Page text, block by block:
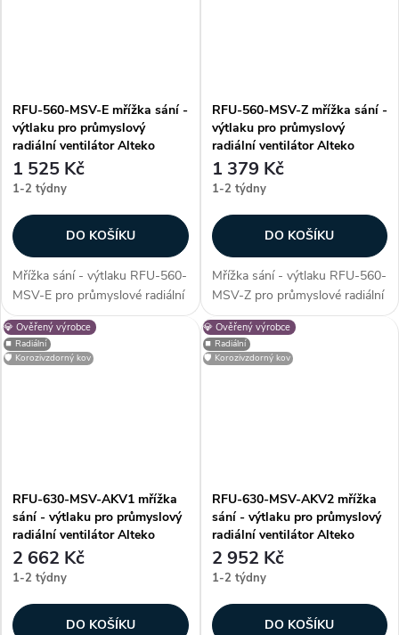
RFU-560-MSV-E mřížka sání -
výtlaku pro průmyslový
radiální ventilátor Alteko
1 525 Kč
1-2 týdny
DO KOŠÍKU
Mřížka sání - výtlaku RFU-560-
MSV-E pro průmyslové radiální
ventilátory řady RFU - 560.
Mřížka slouží jako ochranný
prvek, který zabrání vniknutí
RFU-560-MSV-Z mřížka sání -
výtlaku pro průmyslový
radiální ventilátor Alteko
1 379 Kč
1-2 týdny
DO KOŠÍKU
Mřížka sání - výtlaku RFU-560-
MSV-Z pro průmyslové radiální
ventilátory řady RFU - 560.
Mřížka slouží jako ochranný
prvek, který zabrání vniknutí
💎 Ověřený výrobce
⏹️ Radiální
🛡️ Korozivzdorný kov
RFU-630-MSV-AKV1 mřížka
sání - výtlaku pro průmyslový
radiální ventilátor Alteko
2 662 Kč
1-2 týdny
DO KOŠÍKU
💎 Ověřený výrobce
⏹️ Radiální
🛡️ Korozivzdorný kov
RFU-630-MSV-AKV2 mřížka
sání - výtlaku pro průmyslový
radiální ventilátor Alteko
2 952 Kč
1-2 týdny
DO KOŠÍKU